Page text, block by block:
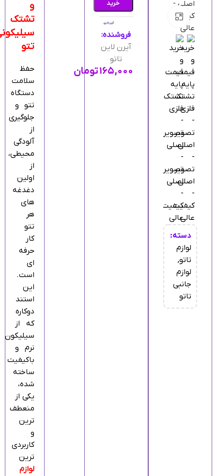
بزرگنمایی تصویر
دسته:
لوازم
تاتو,
لوازم
جانبی
تاتو
خرید
۱۶۵,۰۰۰تومان
فروشنده:
آیرن لاین
تاتو
و
تشتک
تتو
حفظ
سلامت
دستگاه
تتو و
جلوگیری
از
آلودگی
محیطی،
از
اولین
دغدغه‌
های
هر
تتو
کار
حرفه‌
ای
است.
این
استند
دوکاره
که از
سیلیکون
نرم و
باکیفیت
ساخته
شده،
یکی از
منعطف‌
ترین
و
کاربردی‌
ترین
لوازم